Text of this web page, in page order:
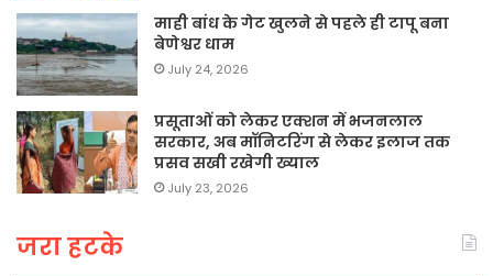
माही बांध के गेट खुलने से पहले ही टापू बना
बेणेश्वर धाम
July 24, 2026
प्रसूताओं को लेकर एक्शन में भजनलाल
सरकार, अब मॉनिटरिंग से लेकर इलाज तक
प्रसव सखी रखेगी ख्याल
July 23, 2026
जरा हटके